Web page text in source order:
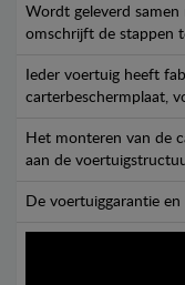
Wordt geleverd samen
omschrijft de stappen
Ieder voertuig heeft
carterbeschermplaat,
Het monteren van de
aan de
De voertuiggarantie en